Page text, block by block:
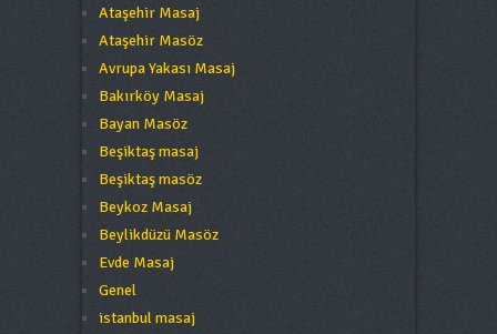
Ataşehir Masaj
Ataşehir Masöz
Avrupa Yakası Masaj
Bakırköy Masaj
Bayan Masöz
Beşiktaş masaj
Beşiktaş masöz
Beykoz Masaj
Beylikdüzü Masöz
Evde Masaj
Genel
istanbul masaj